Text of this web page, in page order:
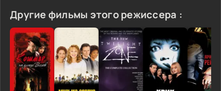
Другие фильмы этого режиссера :